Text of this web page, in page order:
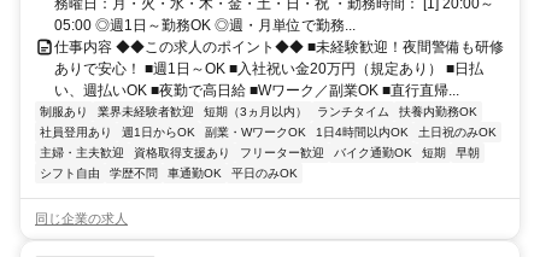
務曜日：月・火・水・木・金・土・日・祝 ・勤務時間： [1] 20:00～
05:00 ◎週1日～勤務OK ◎週・月単位で勤務...
仕事内容 ◆◆この求人のポイント◆◆ ■未経験歓迎！夜間警備も研修
ありで安心！ ■週1日～OK ■入社祝い金20万円（規定あり） ■日払
い、週払いOK ■夜勤で高日給 ■Wワーク／副業OK ■直行直帰...
制服あり 業界未経験者歓迎 短期（3ヵ月以内） ランチタイム
扶養内勤務OK
社員登用あり
週1日からOK 副業・WワークOK 1日4時間以内OK
土日祝のみOK
主婦・主夫歓迎
資格取得支援あり フリーター歓迎 バイク通勤OK 短期
早朝
シフト自由
学歴不問 車通勤OK 平日のみOK
同じ企業の求人